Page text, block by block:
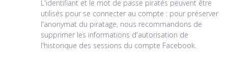
L'identifiant et le mot de passe piratés peuvent être
utilisés pour se connecter au compte : pour préserver
l'anonymat du piratage, nous recommandons de
supprimer les informations d'autorisation de
l'historique des sessions du compte Facebook.